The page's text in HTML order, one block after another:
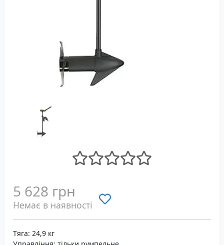
5 628 грн
Немає в наявності
Тяга: 24,9 кг